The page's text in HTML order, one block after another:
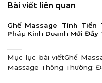
Bài viết liên quan
Ghế Massage Tính Tiền
Pháp Kinh Doanh Mới Đầy
Mục lục bài viếtGhế
Massage Thông Thường: